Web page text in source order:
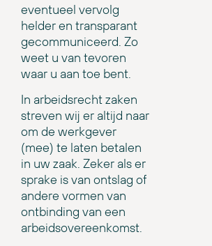
eventueel vervolg
helder en transparant
gecommuniceerd. Zo
weet u van tevoren
waar u aan toe bent.
In arbeidsrecht zaken
streven wij er altijd naar
om de werkgever
(mee) te laten betalen
in uw zaak. Zeker als er
sprake is van ontslag of
andere vormen van
ontbinding van een
arbeidsovereenkomst.